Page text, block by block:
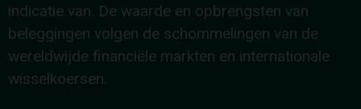
indicatie van. De waarde en opbrengsten van
beleggingen volgen de schommelingen van de
wereldwijde financiële markten en internationale
wisselkoersen.